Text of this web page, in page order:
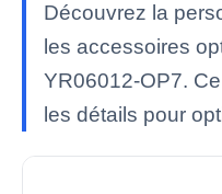
Découvrez la
les accessoires
YR06012-OP7.
les détails pour